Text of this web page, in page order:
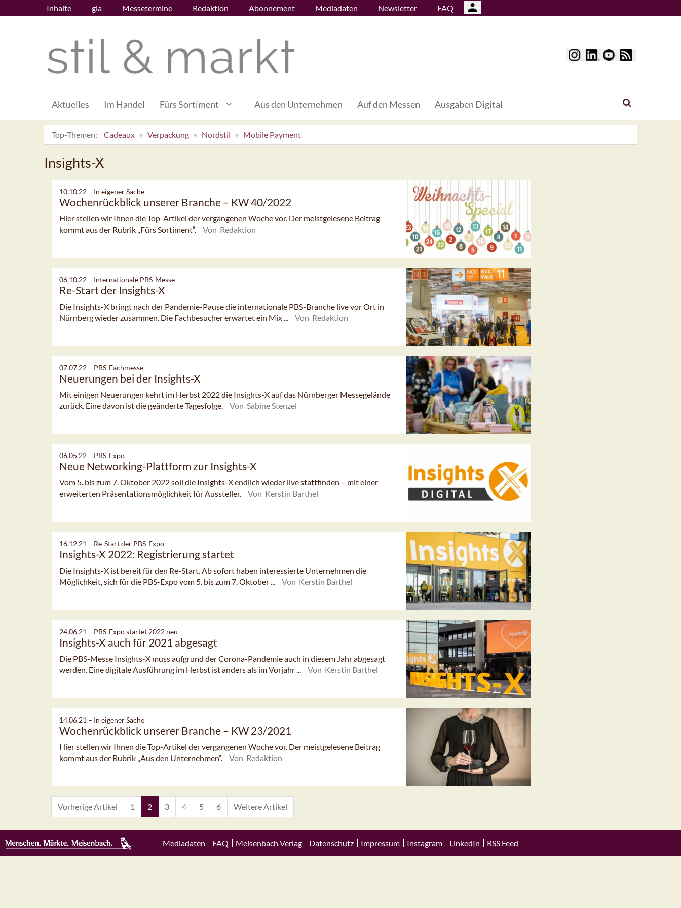
Inhalte gia Messetermine Redaktion Abonnement Mediadaten Newsletter FAQ
Aktuelles Im Handel Fürs Sortiment Aus den Unternehmen Auf den Messen Ausgaben Digital
Top-Themen: Cadeaux Verpackung Nordstil Mobile Payment
Insights-X
10.10.22 – In eigener Sache
Wochenrückblick unserer Branche – KW 40/2022
Hier stellen wir Ihnen die Top-Artikel der vergangenen Woche vor. Der meistgelesene Beitrag
kommt aus der Rubrik „Fürs Sortiment“.
Von Redaktion
06.10.22 – Internationale PBS-Messe
Re-Start der Insights-X
Die Insights-X bringt nach der Pandemie-Pause die internationale PBS-Branche live vor Ort in
Nürnberg wieder zusammen. Die Fachbesucher erwartet ein Mix ...
Von Redaktion
07.07.22 – PBS-Fachmesse
Neuerungen bei der Insights-X
Mit einigen Neuerungen kehrt im Herbst 2022 die Insights-X auf das Nürnberger Messegelände
zurück. Eine davon ist die geänderte Tagesfolge.
Von Sabine Stenzel
06.05.22 – PBS-Expo
Neue Networking-Plattform zur Insights-X
Vom 5. bis zum 7. Oktober 2022 soll die Insights-X endlich wieder live stattfinden – mit einer
erweiterten Präsentationsmöglichkeit für Aussteller.
Von Kerstin Barthel
16.12.21 – Re-Start der PBS-Expo
Insights-X 2022: Registrierung startet
Die Insights-X ist bereit für den Re-Start. Ab sofort haben interessierte Unternehmen die
Möglichkeit, sich für die PBS-Expo vom 5. bis zum 7. Oktober ...
Von Kerstin Barthel
24.06.21 – PBS-Expo startet 2022 neu
Insights-X auch für 2021 abgesagt
Die PBS-Messe Insights-X muss aufgrund der Corona-Pandemie auch in diesem Jahr abgesagt
werden. Eine digitale Ausführung im Herbst ist anders als im Vorjahr ...
Von Kerstin Barthel
14.06.21 – In eigener Sache
Wochenrückblick unserer Branche – KW 23/2021
Hier stellen wir Ihnen die Top-Artikel der vergangenen Woche vor. Der meistgelesene Beitrag
kommt aus der Rubrik „Aus den Unternehmen“.
Von Redaktion
Vorherige Artikel 1 2 3 4 5 6 Weitere Artikel
Mediadaten FAQ Meisenbach Verlag Datenschutz Impressum Instagram LinkedIn RSS Feed